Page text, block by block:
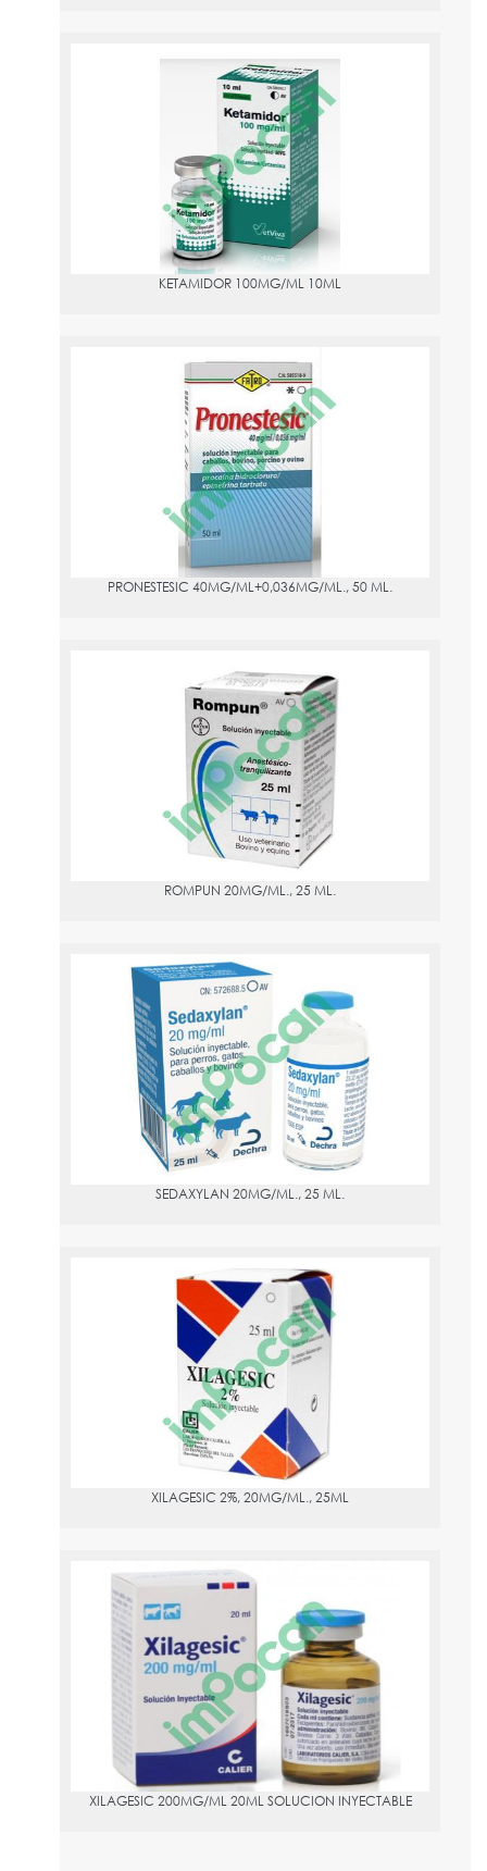
KETAMIDOR 100MG/ML 10ML
Ketamina (como hidrocloruro) 100 mg
KETAMIDOR 100MG/ML 10ML
PRONESTESIC 40MG/ML+0,036MG/ML., 50 ML.
PRONESTESIC 40MG/ML+0,036MG/ML., 50 ML.
ROMPUN 20MG/ML., 25 ML.
Sedante, analgésico y relajante muscular en solución inyectable
para perros, gatos, bovinos y équidos.
ROMPUN 20MG/ML., 25 ML.
SEDAXYLAN 20MG/ML., 25 ML.
26.81
SEDAXYLAN 20MG/ML., 25 ML.
XILAGESIC 2%, 20MG/ML., 25ML
XILAGESIC 2%, 20MG/ML., 25ML
XILAGESIC 200MG/ML 20ML SOLUCION INYECTABLE
97.15
XILAGESIC 200MG/ML 20ML SOLUCION INYECTABLE